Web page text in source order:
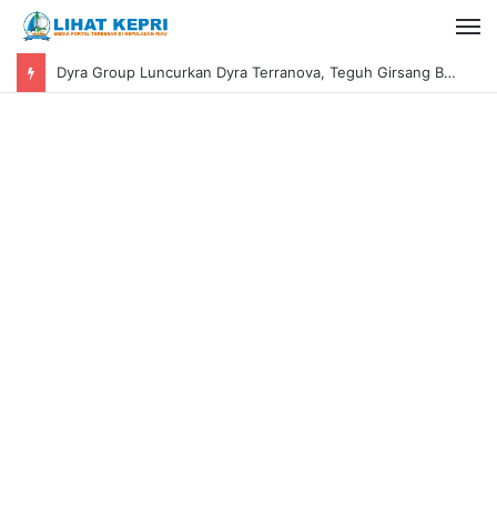
Dyra Group Luncurkan Dyra Terranova, Teguh Girsang Bawa Semangat Anak Muda Bangun Masa Depan Properti Batam